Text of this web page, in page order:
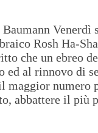
Venerdì
Rosh Ha-
che un ebreo
ed al rinnovo di
maggior numero
abbattere il più